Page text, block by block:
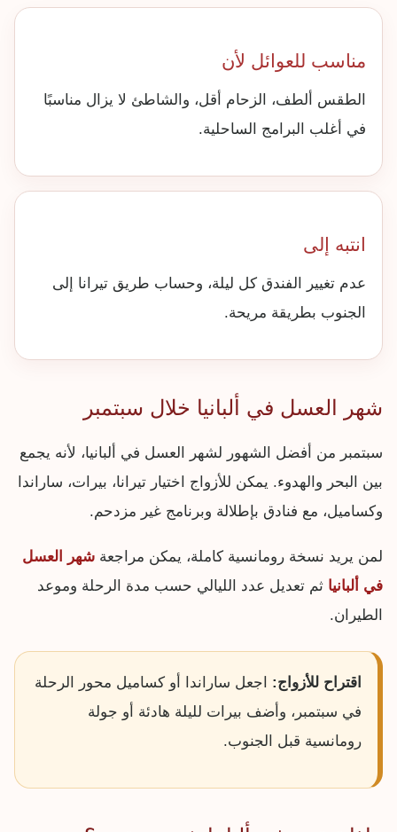
مناسب للعوائل لأن
الطقس ألطف، الزحام أقل، والشاطئ لا يزال مناسبًا
في أغلب البرامج الساحلية.
انتبه إلى
عدم تغيير الفندق كل ليلة، وحساب طريق تيرانا إلى
الجنوب بطريقة مريحة.
شهر العسل في ألبانيا خلال سبتمبر
سبتمبر من أفضل الشهور لشهر العسل في ألبانيا، لأنه يجمع
بين البحر والهدوء. يمكن للأزواج اختيار تيرانا، بيرات، ساراندا
وكساميل، مع فنادق بإطلالة وبرنامج غير مزدحم.
لمن يريد نسخة رومانسية كاملة، يمكن مراجعة شهر العسل
في ألبانيا ثم تعديل عدد الليالي حسب مدة الرحلة وموعد
الطيران.
اقتراح للأزواج: اجعل ساراندا أو كساميل محور الرحلة
في سبتمبر، وأضف بيرات لليلة هادئة أو جولة
رومانسية قبل الجنوب.